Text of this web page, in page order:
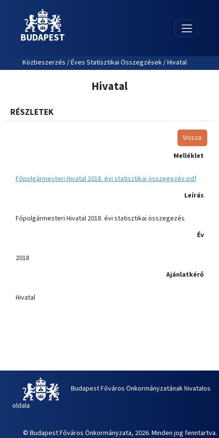
BUDAPEST
Közbeszerzés / Éves Statisztikai Összegzések / Hivatal
Hivatal
RÉSZLETEK
Vissza
Melléklet
Főpolgármesteri Hivatal 2018. évi statisztikai összegezés.pdf
Leírás
Főpolgármesteri Hivatal 2018. évi statisztikai összegezés
Év
2018
Ajánlatkérő
Hivatal
Budapest Főváros Önkormányzatának hivatalos
oldala
© Budapest Főváros Önkormányzata, 2026. Minden jog fenntartva.